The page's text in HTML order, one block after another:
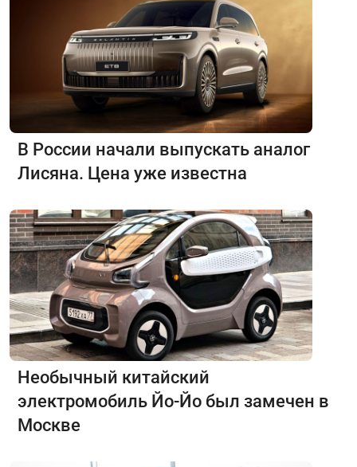
В России начали выпускать аналог
Лисяна. Цена уже известна
Необычный китайский
электромобиль Йо-Йо был замечен в
Москве